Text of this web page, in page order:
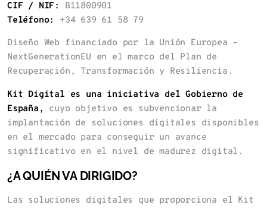
CIF / NIF:
B11800901
Teléfono:
+34 639 61 58 79
Diseño Web financiado por la Unión Europea –
NextGenerationEU en el marco del Plan de
Recuperación, Transformación y Resiliencia.
Kit Digital es una iniciativa del Gobierno de
España,
cuyo objetivo es subvencionar la
implantación de soluciones digitales disponibles
en el mercado para conseguir un avance
significativo en el nivel de madurez digital.
¿A QUIÉN VA DIRIGIDO?
Las soluciones digitales que proporciona el Kit